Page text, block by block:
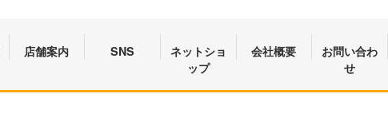
店舗案内 SNS
ネットショ
ップ
会社概要
お問い合わ
せ